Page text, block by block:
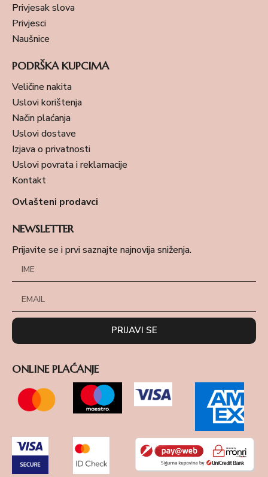
Privjesak slova
Privjesci
Naušnice
PODRŠKA KUPCIMA
Veličine nakita
Uslovi korištenja
Način plaćanja
Uslovi dostave
Izjava o privatnosti
Uslovi povrata i reklamacije
Kontakt
Ovlašteni prodavci
NEWSLETTER
Prijavite se i prvi saznajte najnovija sniženja.
PRIJAVI SE
ONLINE PLAĆANJE